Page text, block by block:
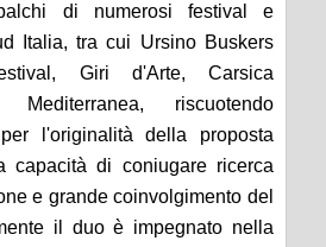
di numerosi festival e
Italia, tra cui Ursino Buskers
Giri d'Arte, Carsica
riscuotendo
l'originalità della proposta
capacità di coniugare ricerca
e grande coinvolgimento del
il duo è impegnato nella